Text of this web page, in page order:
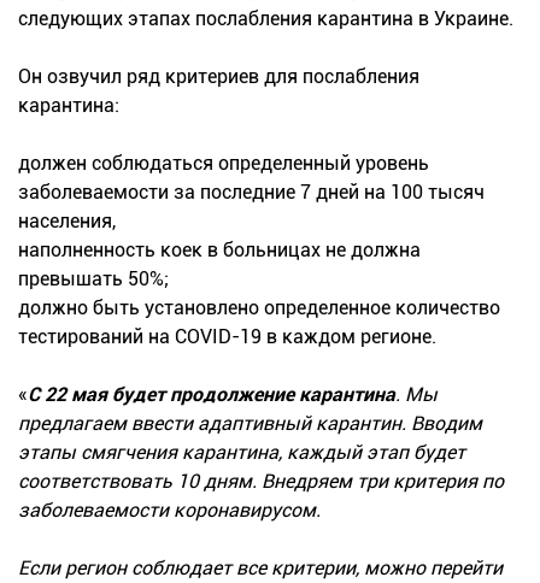
следующих этапах послабления карантина в Украине.
Он озвучил ряд критериев для послабления
карантина:
должен соблюдаться определенный уровень
заболеваемости за последние 7 дней на 100 тысяч
населения,
наполненность коек в больницах не должна
превышать 50%;
должно быть установлено определенное количество
тестирований на COVID-19 в каждом регионе.
«С 22 мая будет продолжение карантина. Мы
предлагаем ввести адаптивный карантин. Вводим
этапы смягчения карантина, каждый этап будет
соответствовать 10 дням. Внедряем три критерия по
заболеваемости коронавирусом.
Если регион соблюдает все критерии, можно перейти